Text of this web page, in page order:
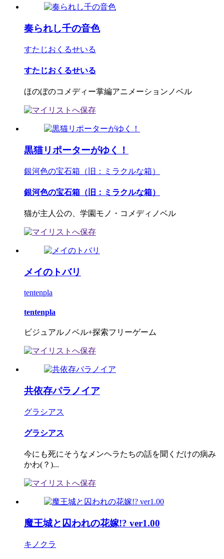
奏られし千の音色
すたじおくるせいる
すたじおくるせいる
ほのぼのコメディー掌編アニメーションノベル
黒猫リポーターがゆく！
銀河色の宝石箱（旧：ミラクルな箱）
銀河色の宝石箱（旧：ミラクルな箱）
猫が主人公の、学園モノ・コメディノベル
メイのトバリ
tentenpla
tentenpla
ビジュアルノベル+探索フリーゲーム
共依存パラノイア
グラシアス
グラシアス
今にも死にそうなメンヘラたちの話を聞くだけの病み
かわ(？)...
魔王城と囚われの花嫁!? ver1.00
キノクラ